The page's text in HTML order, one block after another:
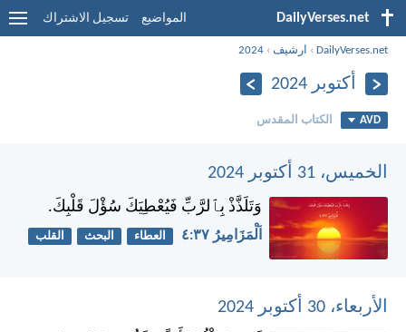
DailyVerses.net المواضيع تسجيل الاشتراك
DailyVerses.net
› ارشيف ›
2024
أكتوبر 2024
AVD الكتاب المقدس
الخميس، 31 أكتوبر 2024
وَتَلَذَّذْ بِٱلرَّبِّ فَيُعْطِيَكَ سُؤْلَ قَلْبِكَ.
اَلْمَزَامِيرُ ٣٧:‏٤ العطاء البحث القلب
الأربعاء، 30 أكتوبر 2024